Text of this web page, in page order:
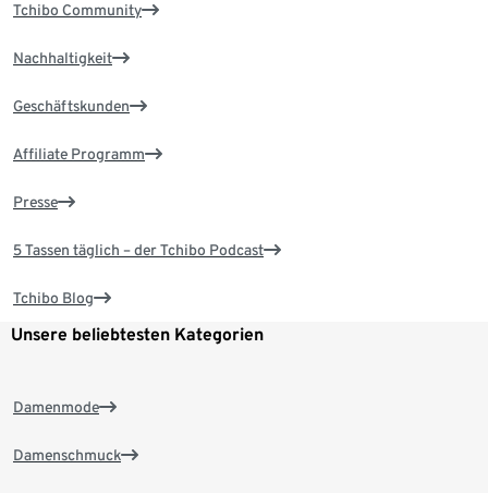
Tchibo Community
Nachhaltigkeit
Geschäftskunden
Affiliate Programm
Presse
5 Tassen täglich – der Tchibo Podcast
Tchibo Blog
Unsere beliebtesten Kategorien
Damenmode
Damenschmuck